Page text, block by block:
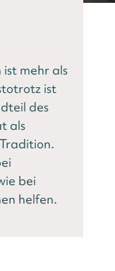
mehr als
ist
des
als
bei
helfen.